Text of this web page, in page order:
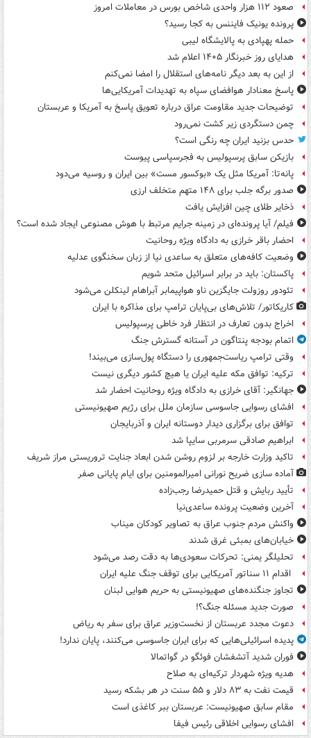
صعود ۱۱۲ هزار واحدی شاخص بورس در معاملات امروز
پرونده یونیک فایننس به کجا رسید؟
حمله پهپادی به پالایشگاه لیبی
هدایای روز خبرنگار ۱۴۰۵ اعلام شد
از این به بعد دیگر نامه‌های استقلال را امضا نمی‌کنم
پاسخ معنادار هوافضای سپاه به تهدیدات آمریکایی‌ها
توضیحات جدید مقاومت عراق درباره تعویق پاسخ به آمریکا و عربستان
چمن دستگردی زیر کشت نمی‌رود
حدس بزنید ایران چه رنگی است؟
بازیکن سابق پرسپولیس به فجرسپاسی پیوست
پانه‌تا: آمریکا مثل یک «بوکسور مست» بین ایران و روسیه می‌دود
صدور برگه جلب برای ۱۴۸ متهم متخلف ارزی
ذخایر طلای چین افزایش یافت
فیلم/ آیا پرونده‌ای در زمینه جرایم مرتبط با هوش مصنوعی ایجاد شده است؟
احضار باقر خرازی به دادگاه ویژه روحانیت
وضعیت کافه‌های متعلق به ساعدی نیا از زبان سخنگوی عدلیه
پاکستان: باید در برابر اسرائیل متحد شویم
تئودور روزولت جایگزین ناو هواپیمابر آبراهام لینکلن می‌شود
کاریکاتور/ تلاش‌های بی‌پایان ترامپ برای مذاکره با ایران
اخراج بدون تعارف در انتظار فرد خاطی پرسپولیس
اتمام بودجه پنتاگون در آستانه گسترش جنگ
وقتی ترامپ ریاست‌جمهوری را دستگاه پول‌سازی می‌بیند!
ترکیه: توافق مکه علیه ایران یا هیچ کشور دیگری نیست
جهانگیر: آقای خرازی به دادگاه ویژه روحانیت احضار شد
افشای رسوایی جاسوسی سازمان ملل برای رژیم صهیونیستی
توافق برای برگزاری دیدار دوستانه ایران و آذربایجان
ابراهیم صادقی سرمربی سایپا شد
تاکید وزارت خارجه بر لزوم روشن شدن ابعاد جنایت تروریستی مراز شریف
آماده سازی ضریح نورانی امیرالمومنین برای ایام پایانی صفر
تأیید ربایش و قتل حمیدرضا رجب‌زاده
آخرین وضعیت پرونده ساعدی‌نیا
واکنش مردم جنوب عراق به تصاویر کودکان میناب
خیابان‌های بمبئی غرق شدند
تحلیلگر یمنی: تحرکات سعودی‌ها به دقت رصد می‌شود
اقدام ۱۱ سناتور آمریکایی برای توقف جنگ علیه ایران
تجاوز جنگنده‌های صهیونیستی به حریم هوایی لبنان
صورت جدید مسئله جنگ؟!
دعوت مجدد عربستان از نخست‌وزیر عراق برای سفر به ریاض
پدیده اسرائیلی‌هایی که برای ایران جاسوسی می‌کنند، پایان ندارد!
فوران شدید آتشفشان فوئگو در گواتمالا
هدیه ویژه شهردار ترکیه‌ای به صلاح
قیمت نفت به ۸۳ دلار و ۵۵ سنت در هر بشکه رسید
مقام سابق صهیونیست: عربستان ببر کاغذی است
افشای رسوایی اخلاقی رئیس فیفا